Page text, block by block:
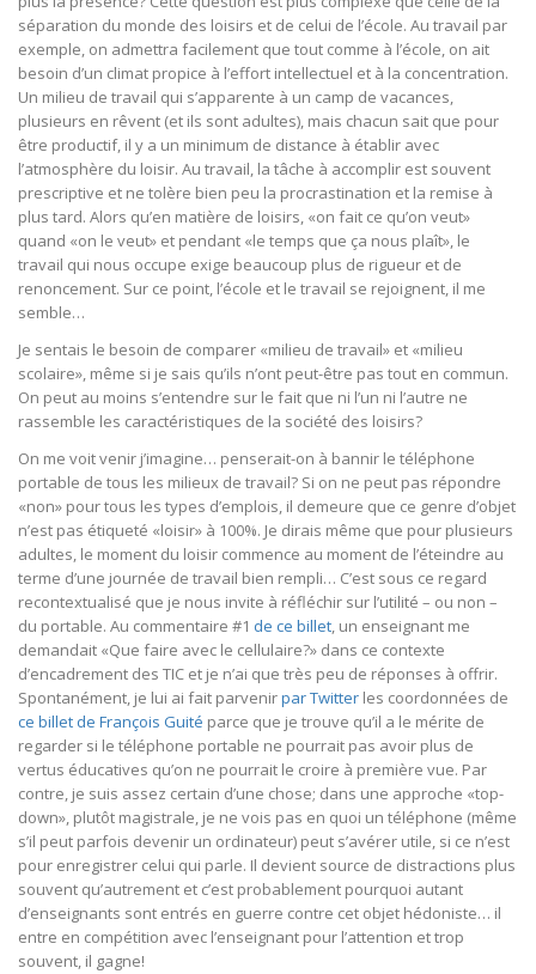
séparation du monde des loisirs et de celui de l’école. Au travail par
exemple, on admettra facilement que tout comme à l’école, on ait
besoin d’un climat propice à l’effort intellectuel et à la concentration.
Un milieu de travail qui s’apparente à un camp de vacances,
plusieurs en rêvent (et ils sont adultes), mais chacun sait que pour
être productif, il y a un minimum de distance à établir avec
l’atmosphère du loisir. Au travail, la tâche à accomplir est souvent
prescriptive et ne tolère bien peu la procrastination et la remise à
plus tard. Alors qu’en matière de loisirs, «on fait ce qu’on veut»
quand «on le veut» et pendant «le temps que ça nous plaît», le
travail qui nous occupe exige beaucoup plus de rigueur et de
renoncement. Sur ce point, l’école et le travail se rejoignent, il me
semble…
Je sentais le besoin de comparer «milieu de travail» et «milieu
scolaire», même si je sais qu’ils n’ont peut-être pas tout en commun.
On peut au moins s’entendre sur le fait que ni l’un ni l’autre ne
rassemble les caractéristiques de la société des loisirs?
On me voit venir j’imagine… penserait-on à bannir le téléphone
portable de tous les milieux de travail? Si on ne peut pas répondre
«non» pour tous les types d’emplois, il demeure que ce genre d’objet
n’est pas étiqueté «loisir» à 100%. Je dirais même que pour plusieurs
adultes, le moment du loisir commence au moment de l’éteindre au
terme d’une journée de travail bien rempli… C’est sous ce regard
recontextualisé que je nous invite à réfléchir sur l’utilité – ou non –
du portable. Au commentaire #1 de ce billet, un enseignant me
demandait «Que faire avec le cellulaire?» dans ce contexte
d’encadrement des TIC et je n’ai que très peu de réponses à offrir.
Spontanément, je lui ai fait parvenirpar Twitter les coordonnées de
ce billet de François Guité parce que je trouve qu’il a le mérite de
regarder si le téléphone portable ne pourrait pas avoir plus de
vertus éducatives qu’on ne pourrait le croire à première vue. Par
contre, je suis assez certain d’une chose; dans une approche «top-
down», plutôt magistrale, je ne vois pas en quoi un téléphone (même
s’il peut parfois devenir un ordinateur) peut s’avérer utile, si ce n’est
pour enregistrer celui qui parle. Il devient source de distractions plus
souvent qu’autrement et c’est probablement pourquoi autant
d’enseignants sont entrés en guerre contre cet objet hédoniste… il
entre en compétition avec l’enseignant pour l’attention et trop
souvent, il gagne!